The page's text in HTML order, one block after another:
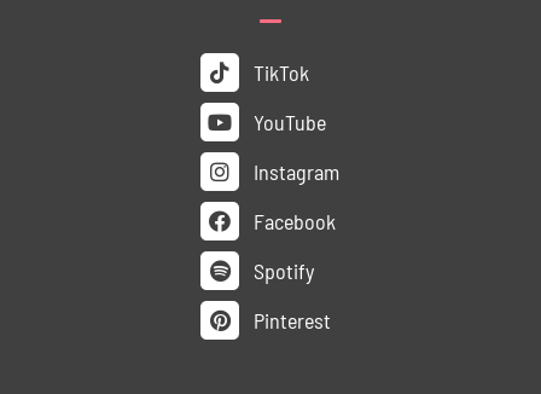
TikTok
YouTube
Instagram
Facebook
Spotify
Pinterest